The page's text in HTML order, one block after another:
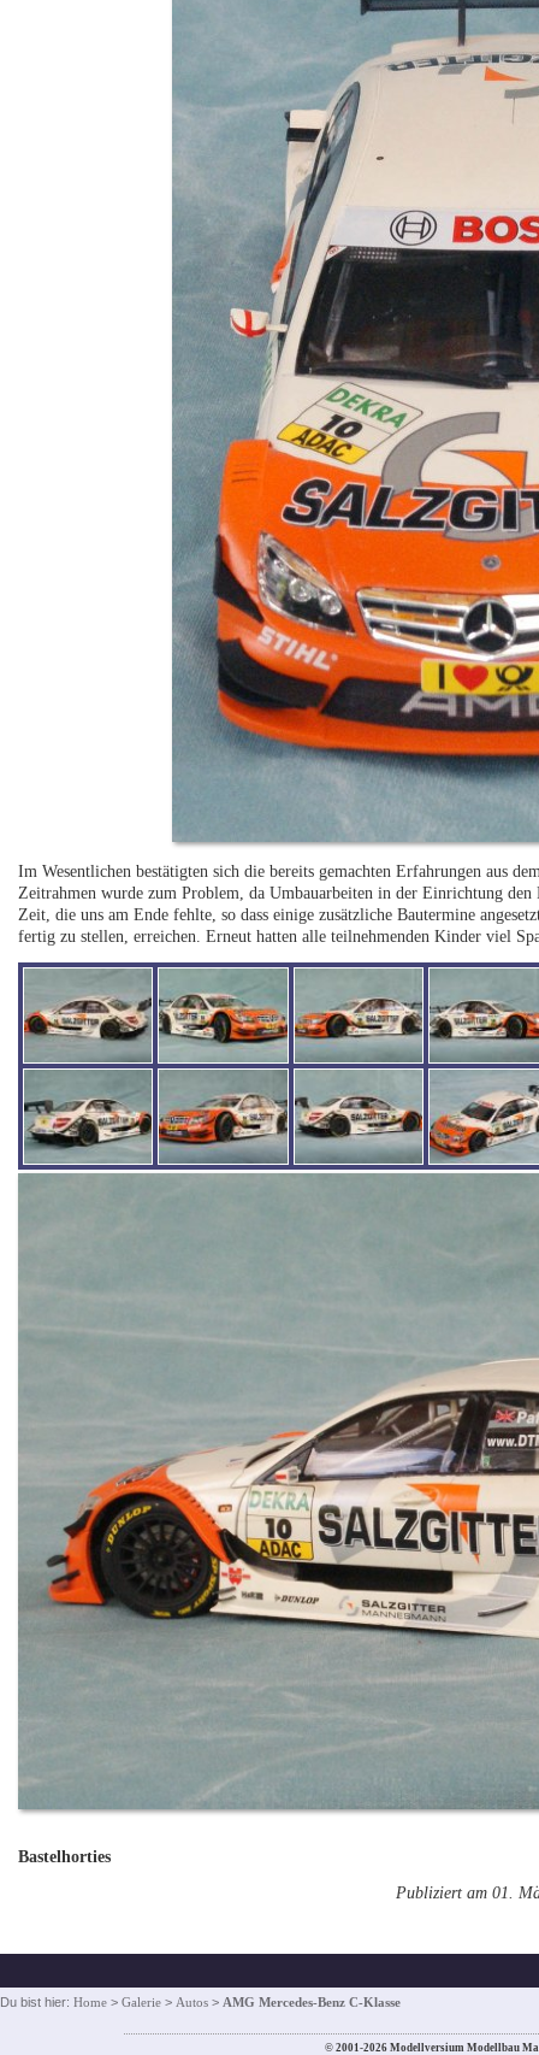
Im Wesentlichen bestätigten sich die bereits gemachten Erfahrungen aus
Zeitrahmen wurde zum Problem, da Umbauarbeiten in der Einrichtung
Zeit, die uns am Ende fehlte, so dass einige zusätzliche Bautermine
fertig zu stellen, erreichen. Erneut hatten alle teilnehmenden Kinder viel
Bastelhorties
Publiziert am 01.
Du bist hier: Home > Galerie > Autos > AMG Mercedes-Benz C-Klasse
© 2001-2026 Modellversium Modellbau